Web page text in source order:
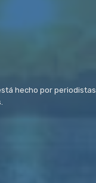
hecho por periodistas